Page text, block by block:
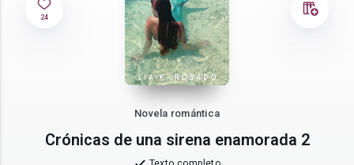
24
Novela romántica
Crónicas de una sirena enamorada 2